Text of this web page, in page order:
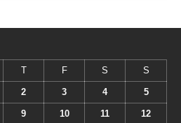
T F S S
2 3 4 5
9 10 11 12